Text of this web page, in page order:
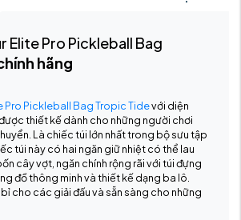
Elite Pro Pickleball Bag
hãng
Pro Pickleball Bag Tropic Tidevới diện
thiết kế dành cho những người chơi
Là chiếc túi lớn nhất trong bộ sưu tập
túi này có hai ngăn giữ nhiệt có thể lau
cây vợt, ngăn chính rộng rãi với túi đựng
đồ thông minh và thiết kế dạng ba lô.
cho các giải đấu và sẵn sàng cho những